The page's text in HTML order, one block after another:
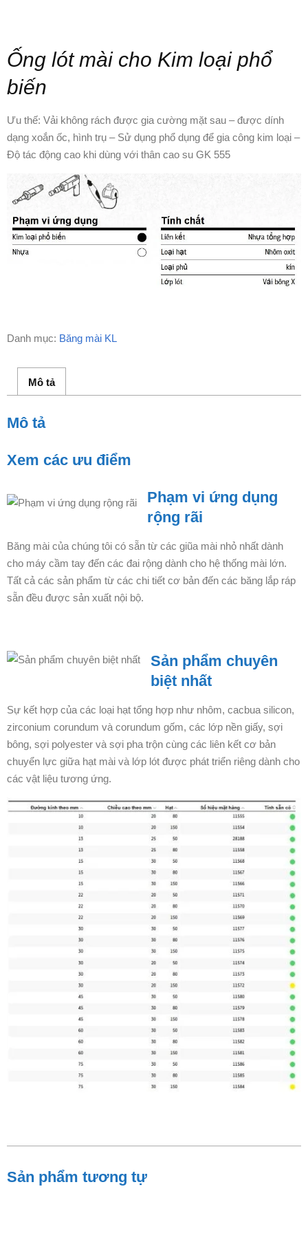
Ống lót mài cho Kim loại phổ
biến
Ưu thế: Vải không rách được gia cường mặt sau – được dính
dạng xoắn ốc, hình trụ – Sử dụng phổ dụng để gia công kim loại –
Độ tác động cao khi dùng với thân cao su GK 555
Danh mục: Băng mài KL
Mô tả
Mô tả
Xem các ưu điểm
Phạm vi ứng dụng
rộng rãi
Băng mài của chúng tôi có sẵn từ các giũa mài nhỏ nhất dành
cho máy cầm tay đến các đai rộng dành cho hệ thống mài lớn.
Tất cả các sản phẩm từ các chi tiết cơ bản đến các băng lắp ráp
sẵn đều được sản xuất nội bộ.
Sản phẩm chuyên
biệt nhất
Sự kết hợp của các loại hạt tổng hợp như nhôm, cacbua silicon,
zirconium corundum và corundum gốm, các lớp nền giấy, sợi
bông, sợi polyester và sợi pha trộn cùng các liên kết cơ bản
chuyển lực giữa hạt mài và lớp lót được phát triển riêng dành cho
các vật liệu tương ứng.
Sản phẩm tương tự